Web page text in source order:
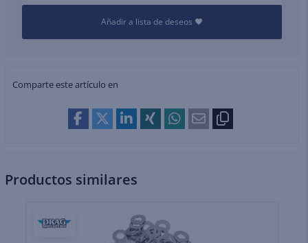
Añadir a lista de deseos
Comparte este artículo en
Productos similares